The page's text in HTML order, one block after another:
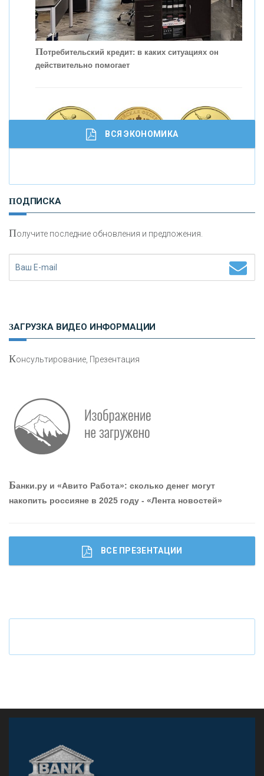
привлечь и удержать персонал - «Интервью»
Потребительский кредит: в каких ситуациях он
действительно помогает
И
сохранения и увеличения капитала
Что будет с наличными деньгами при цифровом
ВСЯ ЭКОНОМИКА
ПОДПИСКА
Получите последние обновления и предложения.
ЗАГРУЗКА ВИДЕО ИНФОРМАЦИИ
Консультирование, Презентация
Банки.ру и «Авито Работа»: сколько денег могут
накопить россияне в 2025 году - «Лента новостей»
ВСЕ ПРЕЗЕНТАЦИИ